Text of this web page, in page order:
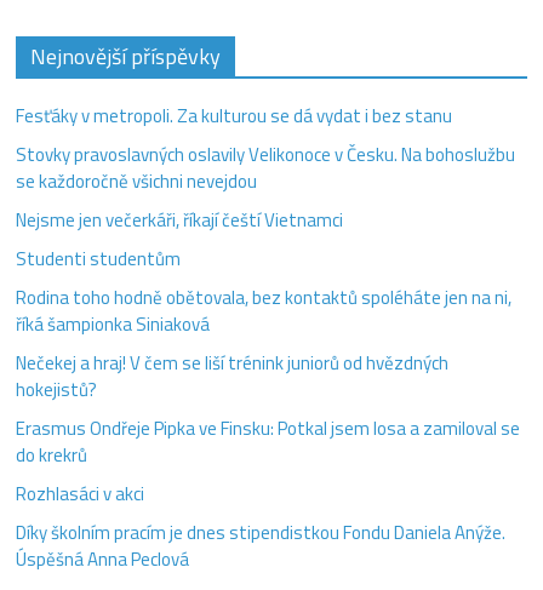
Nejnovější příspěvky
Fesťáky v metropoli. Za kulturou se dá vydat i bez stanu
Stovky pravoslavných oslavily Velikonoce v Česku. Na bohoslužbu
se každoročně všichni nevejdou
Nejsme jen večerkáři, říkají čeští Vietnamci
Studenti studentům
Rodina toho hodně obětovala, bez kontaktů spoléháte jen na ni,
říká šampionka Siniaková
Nečekej a hraj! V čem se liší trénink juniorů od hvězdných
hokejistů?
Erasmus Ondřeje Pipka ve Finsku: Potkal jsem losa a zamiloval se
do krekrů
Rozhlasáci v akci
Díky školním pracím je dnes stipendistkou Fondu Daniela Anýže.
Úspěšná Anna Peclová